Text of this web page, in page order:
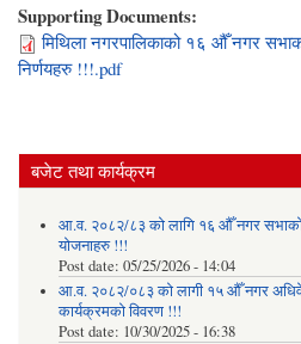
Supporting Documents:
मिथिला नगरपालिकाको १६ औँ नगर
निर्णयहरु !!!.pdf
बजेट तथा कार्यक्रम
आ.व. २०८२/८३ को लागि १६ औँ नगर
योजनाहरु !!!
Post date: 05/25/2026 - 14:04
आ.व. २०८२/०८३ को लागी १५ औँ नगर
कार्यक्रमको विवरण !!!
Post date: 10/30/2025 - 16:38